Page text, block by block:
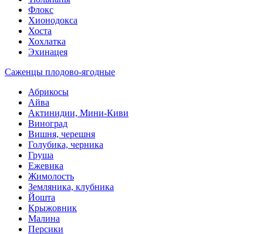
Флокс
Хионодокса
Хоста
Хохлатка
Эхинацея
Саженцы плодово-ягодные
Абрикосы
Айва
Актинидии, Мини-Киви
Виноград
Вишня, черешня
Голубика, черника
Груша
Ежевика
Жимолость
Земляника, клубника
Йошта
Крыжовник
Малина
Персики